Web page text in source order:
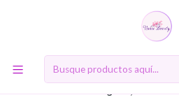
10% de descuento en tu primera compra
RUTINA DE
Segundo Paso:
Collagen Water Full Moist All Day